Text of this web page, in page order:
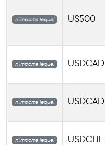
n’importe lequel US500
n’importe lequel USDCAD
n’importe lequel USDCAD
n’importe lequel USDCHF